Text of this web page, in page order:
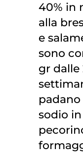
40% in
alla
e
sono
gr dalle
padano
sodio